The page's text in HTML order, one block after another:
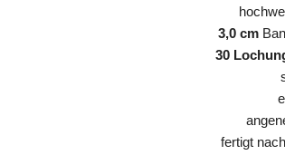
3,0 cm
30
fertigt nach